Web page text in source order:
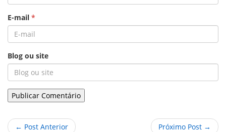
E-mail *
Blog ou site
← Post Anterior Próximo Post →